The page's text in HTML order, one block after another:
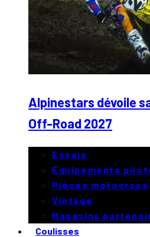
Alpinestars dévoile
Off-Road 2027
Essais
Équipements
Pièces motocross
Vintage
Magasins
Coulisses